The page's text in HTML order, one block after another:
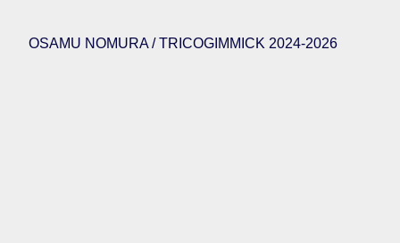
OSAMU NOMURA / TRICOGIMMICK 2024-2026